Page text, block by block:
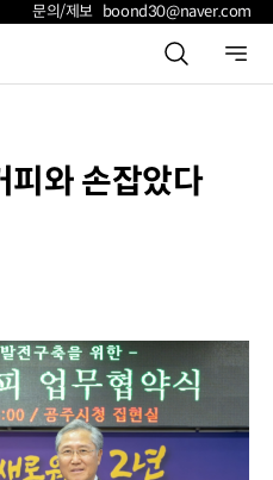
문의/제보 boond30@naver.com
피와 손잡았다